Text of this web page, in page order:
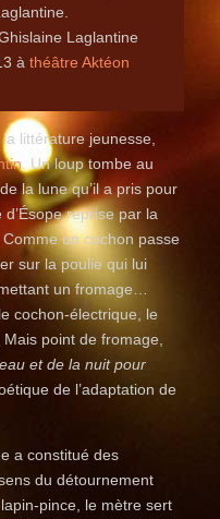
Laglantine
àthéâtre Aktéon
littérature jeunesse,
. Un loup tombe au
la lune qu’il a pris pour
reprise par la
un cochon passe
sur la poulie qui lui
un fromage…
cochon-électrique, le
point de fromage,
et de la nuit pour
de l’adaptation de
a constitué des
du détournement
pince, le mètre sert